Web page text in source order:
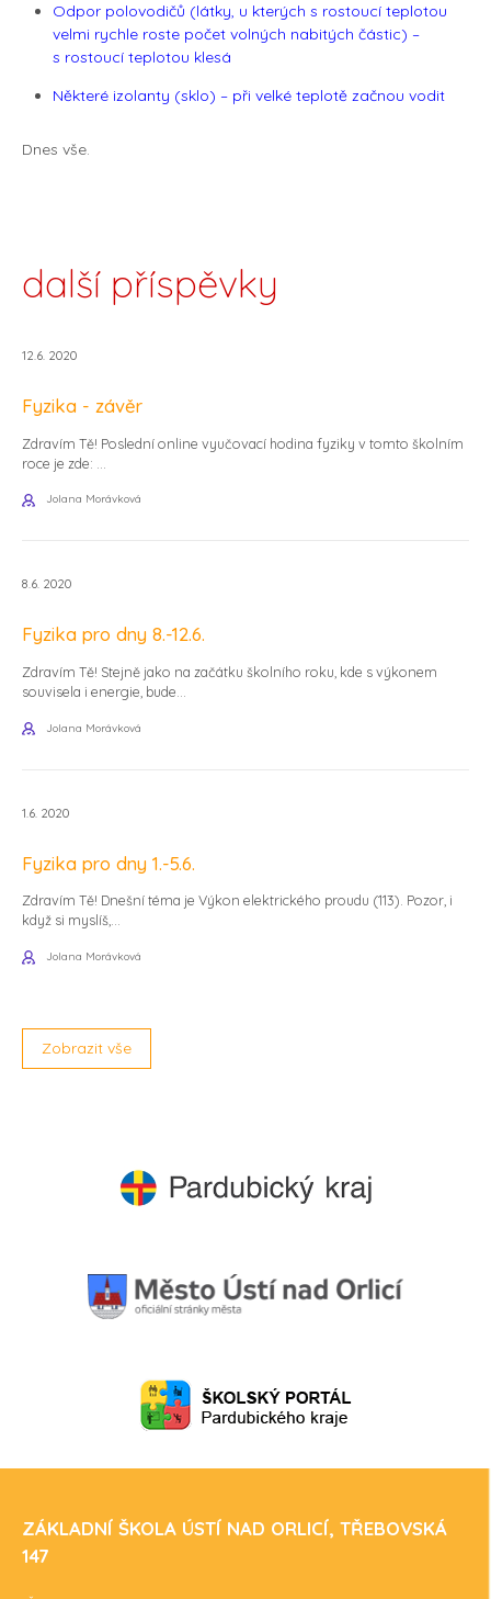
Odpor polovodičů (látky, u kterých s rostoucí teplotou
velmi rychle roste počet volných nabitých částic) –
s rostoucí teplotou klesá
Některé izolanty (sklo) – při velké teplotě začnou vodit
Dnes vše.
další příspěvky
12.6. 2020
Fyzika - závěr
Zdravím Tě! Poslední online vyučovací hodina fyziky v tomto školním
roce je zde: ...
Jolana Morávková
8.6. 2020
Fyzika pro dny 8.-12.6.
Zdravím Tě! Stejně jako na začátku školního roku, kde s výkonem
souvisela i energie, bude...
Jolana Morávková
1.6. 2020
Fyzika pro dny 1.-5.6.
Zdravím Tě! Dnešní téma je Výkon elektrického proudu (113). Pozor, i
když si myslíš,...
Jolana Morávková
Zobrazit vše
ZÁKLADNÍ ŠKOLA ÚSTÍ NAD ORLICÍ, TŘEBOVSKÁ
147